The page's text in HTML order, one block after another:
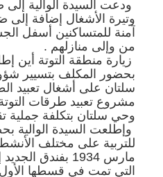
ودعت السيدة الوالية
وتيرة الأشغال إضافة
آمنة للمتساكنين أسفل
من وإلى منازلهم .
زيارة منطقة التوتة أين
بحضور المكلف بتسيير
سلتان على أشغال تعبيد
مشروع تعبيد طرقات
وحي سلتان بتكلفة جملية تقدر بـ
وإطلعت السيدة الوالية
مارس 1934 بفندق